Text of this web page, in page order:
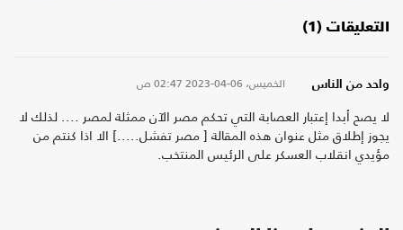
التعليقات (1)
واحد من الناس الخميس، 06-04-2023 02:47 ص
لا يصح أبدا إعتبار العصابة التي تحكم مصر الآن ممثلة لمصر .... لذلك لا
يجوز إطلاق مثل عنوان هذه المقالة [ مصر تفشل.....] الا اذا كنتم من
مؤيدي انقلاب العسكر على الرئيس المنتخب.